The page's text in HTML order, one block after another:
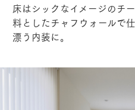
床はシックなイメージのチ
料としたチャフウォールで
漂う内装に。